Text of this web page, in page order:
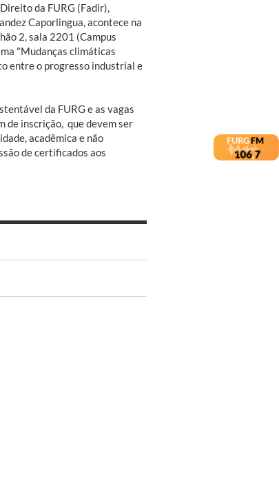
da FURG (Fadir),
Caporlingua, acontece na
2, sala 2201 (Campus
"Mudanças climáticas
entre o progresso industrial e
da FURG e as vagas
de inscrição, que devem ser
acadêmica e não
de certificados aos